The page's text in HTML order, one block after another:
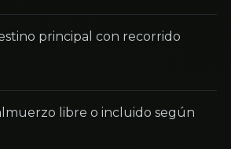
principal con recorrido
libre o incluido según